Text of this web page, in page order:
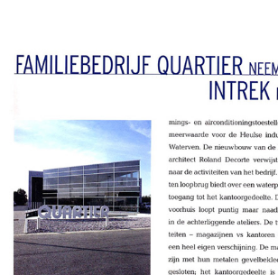
Bouwen aan Vlaanderen